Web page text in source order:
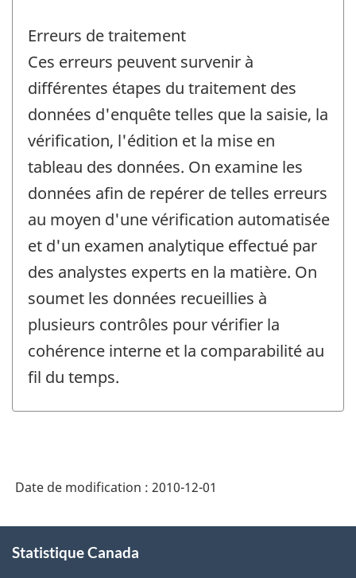
Erreurs de traitement
Ces erreurs peuvent survenir à
différentes étapes du traitement des
données d'enquête telles que la saisie, la
vérification, l'édition et la mise en
tableau des données. On examine les
données afin de repérer de telles erreurs
au moyen d'une vérification automatisée
et d'un examen analytique effectué par
des analystes experts en la matière. On
soumet les données recueillies à
plusieurs contrôles pour vérifier la
cohérence interne et la comparabilité au
fil du temps.
Date de modification : 2010-12-01
propos
Statistique Canada